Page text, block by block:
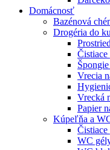
Domácnosť
Bazénová
Drogéria do
Vrecia
Vrecká
Papier
Kúpeľňa a
WC